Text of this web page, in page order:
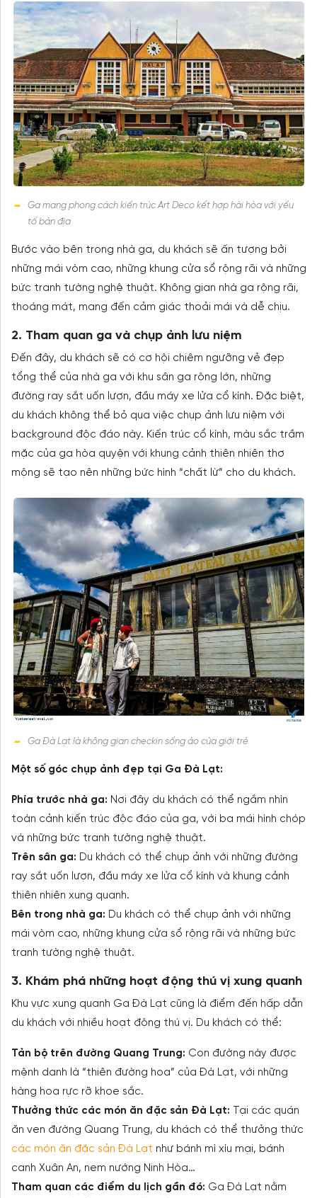
Ga mang phong cách kiến trúc Art Deco kết hợp hài hòa với yếu
tố bản địa
Bước vào bên trong nhà ga, du khách sẽ ấn tượng bởi
những mái vòm cao, những khung cửa sổ rộng rãi và những
bức tranh tường nghệ thuật. Không gian nhà ga rộng rãi,
thoáng mát, mang đến cảm giác thoải mái và dễ chịu.
2. Tham quan ga và chụp ảnh lưu niệm
Đến đây, du khách sẽ có cơ hội chiêm ngưỡng vẻ đẹp
tổng thể của nhà ga với khu sân ga rộng lớn, những
đường ray sắt uốn lượn, đầu máy xe lửa cổ kính. Đặc biệt,
du khách không thể bỏ qua việc chụp ảnh lưu niệm với
background độc đáo này. Kiến trúc cổ kính, màu sắc trầm
mặc của ga hòa quyện với khung cảnh thiên nhiên thơ
mộng sẽ tạo nên những bức hình “chất lừ” cho du khách.
Ga Đà Lạt là không gian checkin sống ảo của giới trẻ
Một số góc chụp ảnh đẹp tại Ga Đà Lạt:
Phía trước nhà ga: Nơi đây du khách có thể ngắm nhìn
toàn cảnh kiến trúc độc đáo của ga, với ba mái hình chóp
và những bức tranh tường nghệ thuật.
Trên sân ga: Du khách có thể chụp ảnh với những đường
ray sắt uốn lượn, đầu máy xe lửa cổ kính và khung cảnh
thiên nhiên xung quanh.
Bên trong nhà ga: Du khách có thể chụp ảnh với những
mái vòm cao, những khung cửa sổ rộng rãi và những bức
tranh tường nghệ thuật.
3. Khám phá những hoạt động thú vị xung quanh
Khu vực xung quanh Ga Đà Lạt cũng là điểm đến hấp dẫn
du khách với nhiều hoạt động thú vị. Du khách có thể:
Tản bộ trên đường Quang Trung: Con đường này được
mệnh danh là “thiên đường hoa” của Đà Lạt, với những
hàng hoa rực rỡ khoe sắc.
Thưởng thức các món ăn đặc sản Đà Lạt: Tại các quán
ăn ven đường Quang Trung, du khách có thể thưởng thức
các món ăn đặc sản Đà Lạt như bánh mì xíu mại, bánh
canh Xuân An, nem nướng Ninh Hòa…
Tham quan các điểm du lịch gần đó: Ga Đà Lạt nằm